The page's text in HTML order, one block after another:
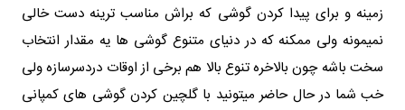
زمینه و برای پیدا کردن گوشی که براش مناسب ترینه دست خالی
نمیمونه ولی ممکنه که در دنیای متنوع گوشی ها یه مقدار انتخاب
سخت باشه چون بالاخره تنوع بالا هم برخی از اوقات دردسرسازه ولی
خب شما در حال حاضر میتونید با گلچین کردن گوشی های کمپانی